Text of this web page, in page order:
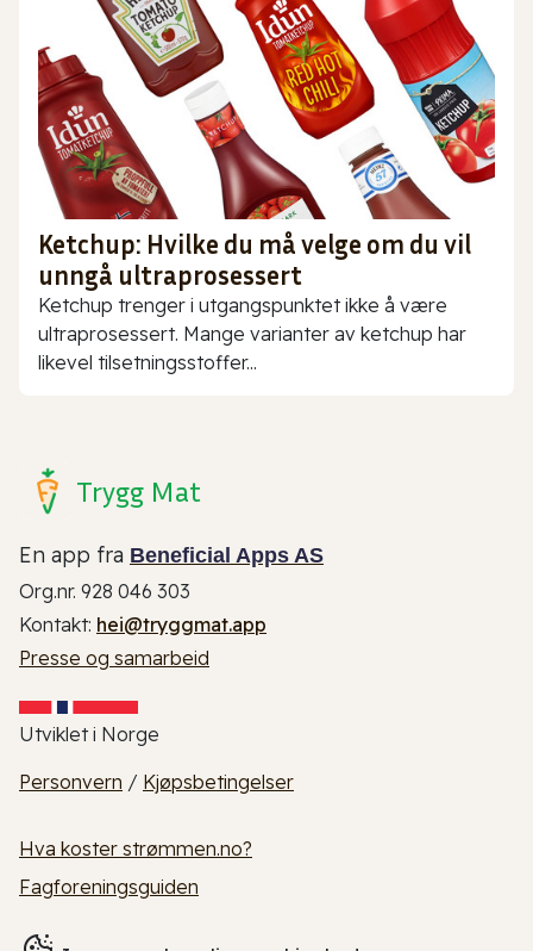
Ketchup: Hvilke du må velge om du vil
unngå ultraprosessert
Ketchup trenger i utgangspunktet ikke å være
ultraprosessert. Mange varianter av ketchup har
likevel tilsetningsstoffer...
Trygg Mat
En app fra Beneficial Apps AS
Org.nr. 928 046 303
Kontakt: hei@tryggmat.app
Presse og samarbeid
Utviklet i Norge
Personvern / Kjøpsbetingelser
Hva koster strømmen.no?
Fagforeningsguiden